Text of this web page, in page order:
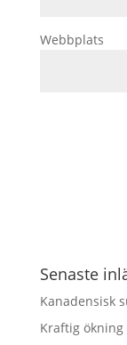
Webbplats
Senaste
Kanadensisk
Kraftig